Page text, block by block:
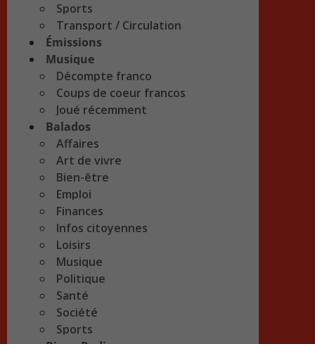
Sports
Transport / Circulation
Émissions
Musique
Décompte franco
Coups de coeur francos
Joué récemment
Balados
Affaires
Art de vivre
Bien-être
Emploi
Finances
Infos citoyennes
Loisirs
Musique
Politique
Santé
Société
Sports